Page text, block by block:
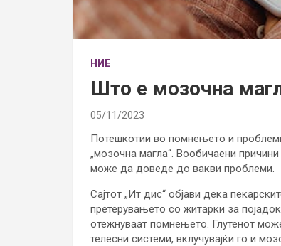
НИЕ
Што е мозочна
05/11/2023
Потешкотии во помнењето и
„мозочна магла“. Вообичаени
може да доведе до вакви проблеми.
Сајтот „Ит дис“ објави дека
претерувањето со житарки за
отежнуваат помнењето. Глутенот
телесни системи, вклучувајќи го и